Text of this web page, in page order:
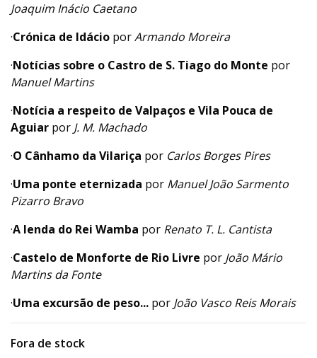
Joaquim Inácio Caetano
·Crónica de Idácio porArmando Moreira
·Notícias sobre o Castro de S. Tiago do Monte por
Manuel Martins
·Notícia a respeito de Valpaços e Vila Pouca de
Aguiar por J. M. Machado
·O Cânhamo da Vilariça por Carlos Borges Pires
·Uma ponte eternizada por Manuel João Sarmento
Pizarro Bravo
·A lenda do Rei Wamba por Renato T. L. Cantista
·Castelo de Monforte de Rio Livre por João Mário
Martins da Fonte
·Uma excursão de peso... por João Vasco Reis Morais
Fora de stock